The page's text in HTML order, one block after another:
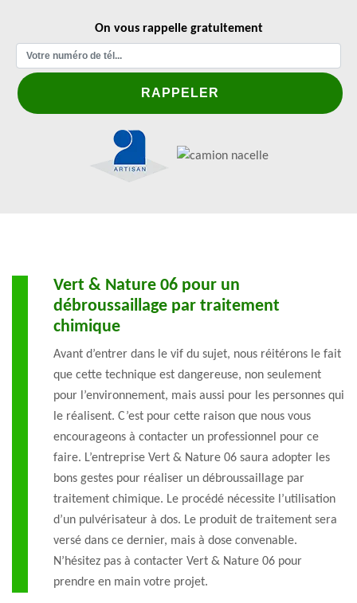
On vous rappelle gratuitement
Vert & Nature 06 pour un
débroussaillage par traitement
chimique
Avant d’entrer dans le vif du sujet, nous réitérons le fait
que cette technique est dangereuse, non seulement
pour l’environnement, mais aussi pour les personnes qui
le réalisent. C’est pour cette raison que nous vous
encourageons à contacter un professionnel pour ce
faire. L’entreprise Vert & Nature 06 saura adopter les
bons gestes pour réaliser un débroussaillage par
traitement chimique. Le procédé nécessite l’utilisation
d’un pulvérisateur à dos. Le produit de traitement sera
versé dans ce dernier, mais à dose convenable.
N’hésitez pas à contacter Vert & Nature 06 pour
prendre en main votre projet.